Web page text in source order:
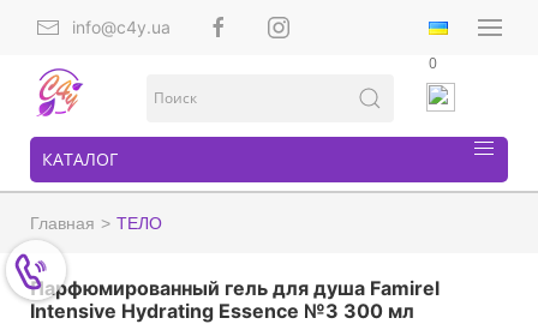
info@c4y.ua
0
КАТАЛОГ
Главная ТЕЛО
Парфюмированный гель для душа Famirel
Intensive Hydrating Essence №3 300 мл